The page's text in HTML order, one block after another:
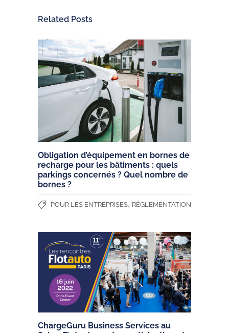
Related Posts
Obligation d’équipement en bornes de
recharge pour les bâtiments : quels
parkings concernés ? Quel nombre de
bornes ?
POUR LES ENTREPRISES, RÉGLEMENTATION
ChargeGuru Business Services au